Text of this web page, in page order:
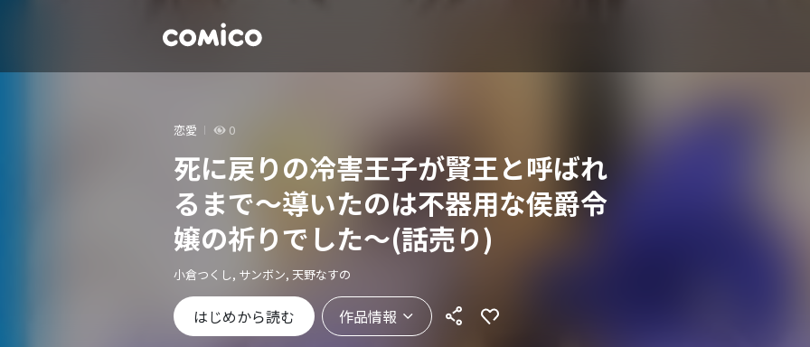
恋愛 0
死に戻りの冷害王子が賢王と呼ばれ
るまで～導いたのは不器用な侯爵令
嬢の祈りでした～(話売り)
小倉つくし, サンボン, 天野なすの
はじめから読む 作品情報